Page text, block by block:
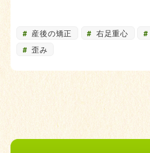
産後の矯正 右足重心
歪み